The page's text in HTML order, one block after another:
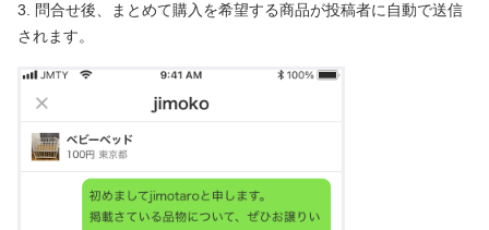
3. 問合せ後、まとめて購入を希望する商品が投稿者に自動で送信
されます。